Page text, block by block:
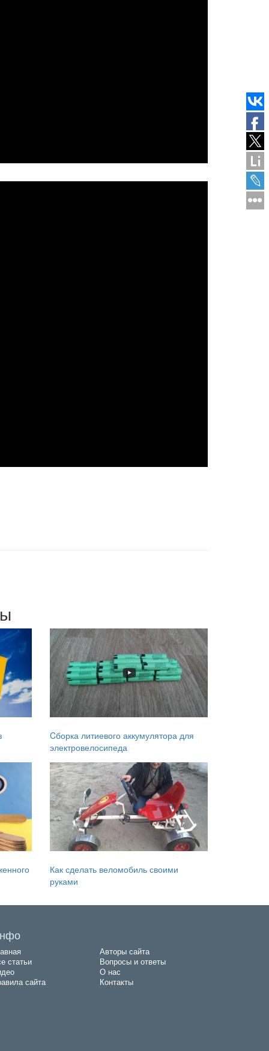
Cборка литиевого аккумулятора для
электровелосипеда
Как сделать веломобиль своими
руками
Авторы сайта
статьи
Вопросы и ответы
О нас
сайта
Контакты